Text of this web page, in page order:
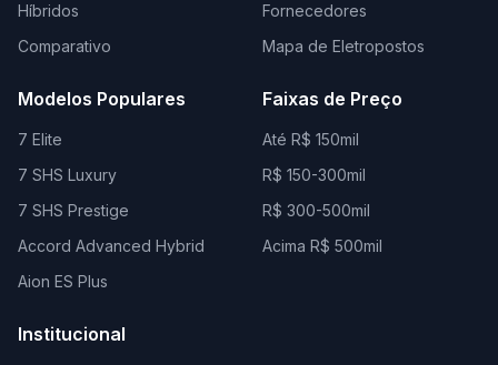
Híbridos
Comparativo
Fornecedores
Mapa de Eletropostos
Modelos Populares
7 Elite
7 SHS Luxury
7 SHS Prestige
Accord Advanced Hybrid
Aion ES Plus
Faixas de Preço
Até R$ 150mil
R$ 150-300mil
R$ 300-500mil
Acima R$ 500mil
Institucional